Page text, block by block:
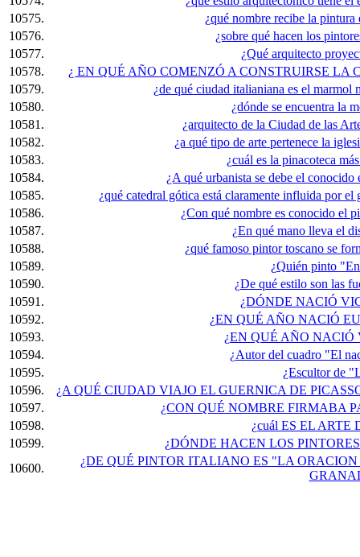
10575.
¿qué nombre recibe la
10576.
¿sobre qué hacen los
10577.
¿Qué arquitecto
10578.
¿ EN QUÉ AÑO COMENZÓ A CONSTRUIRSE
10579.
¿de qué ciudad italianiana es el marmol
10580.
¿dónde se encuentra la
10581.
¿arquitecto de la Ciudad de las
10582.
¿a qué tipo de arte pertenece la
10583.
¿cuál es la pinacoteca
10584.
¿A qué urbanista se debe el
10585.
¿qué catedral gótica está claramente influida por
10586.
¿Con qué nombre es conocido el
10587.
¿En qué mano lleva el
10588.
¿qué famoso pintor toscano se
10589.
¿Quién pinto
10590.
¿De qué estilo son las
10591.
¿DÓNDE NACIÓ
10592.
¿EN QUÉ AÑO NACIÓ
10593.
¿EN QUÉ AÑO NACIÓ
10594.
¿Autor del cuadro "El
10595.
¿Escultor de
10596.
¿A QUÉ CIUDAD VIAJO EL GUERNICA DE
10597.
¿CON QUÉ NOMBRE FIRMABA
10598.
¿cuál ES EL ARTE
10599.
¿DÓNDE HACEN LOS
10600.
¿DE QUÉ PINTOR ITALIANO ES "LA